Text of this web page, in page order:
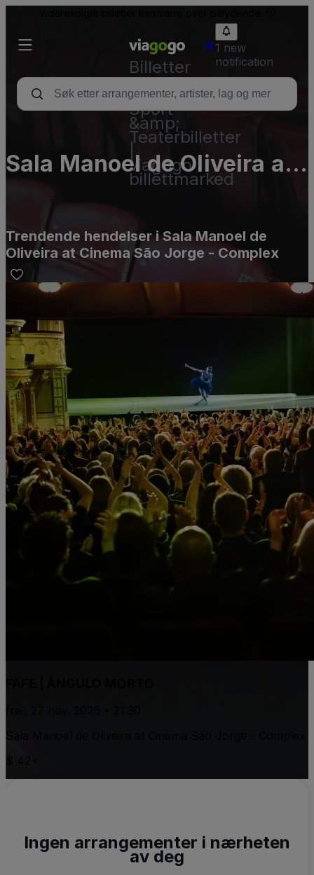
Billetter
–
Konsert,
Sport
&amp;
Teaterbilletter
viagogo
billettmarked
1 new
notification
Sala Manoel de Oliveira at
Cinema São Jorge -
Trendende hendelser i Sala Manoel de
Oliveira at Cinema São Jorge - Complex
fre., 27 nov. 2026 • 21:30
Ingen arrangementer i nærheten
av deg